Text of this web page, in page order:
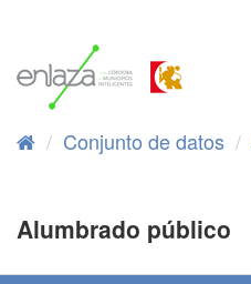
Conjunto de datos
Alumbrado público